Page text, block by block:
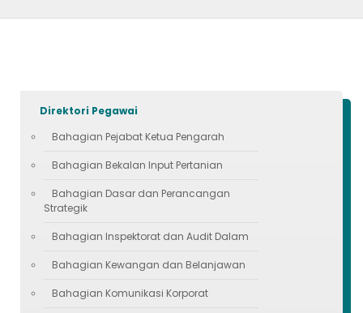
Direktori Pegawai
Bahagian Pejabat Ketua Pengarah
Bahagian Bekalan Input Pertanian
Bahagian Dasar dan Perancangan
Strategik
Bahagian Inspektorat dan Audit Dalam
Bahagian Kewangan dan Belanjawan
Bahagian Komunikasi Korporat